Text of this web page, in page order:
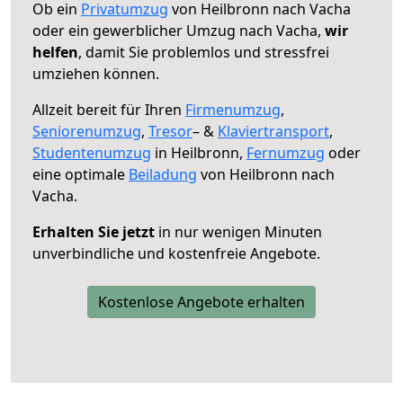
Ob ein Privatumzug von Heilbronn nach Vacha
oder ein gewerblicher Umzug nach Vacha, wir
helfen, damit Sie problemlos und stressfrei
umziehen können.
Allzeit bereit für Ihren Firmenumzug,
Seniorenumzug, Tresor– & Klaviertransport,
Studentenumzug in Heilbronn, Fernumzug oder
eine optimale Beiladung von Heilbronn nach
Vacha.
Erhalten Sie jetzt in nur wenigen Minuten
unverbindliche und kostenfreie Angebote.
Kostenlose Angebote erhalten